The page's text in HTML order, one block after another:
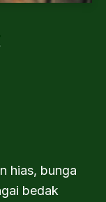
hias, bunga
bedak